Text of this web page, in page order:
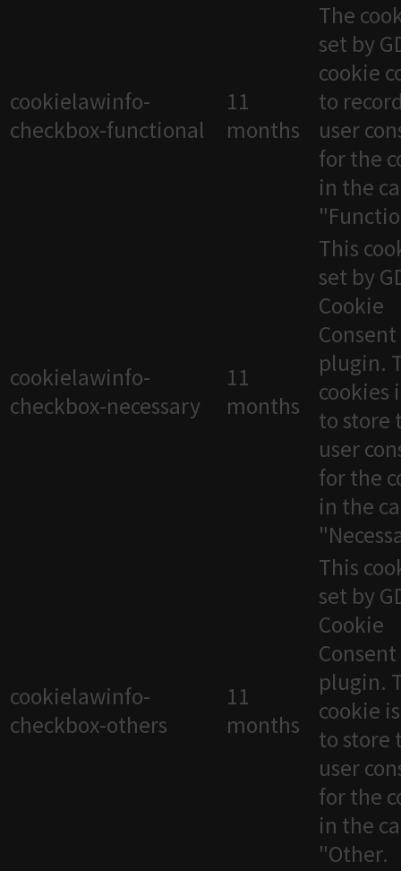
cookielawinfo-
checkbox-functional
11
months
The
set by
cookie
to
user
for the
in the
cookielawinfo-
checkbox-necessary
11
months
This
set by
Cookie
Consent
plugin.
cookies
to store
user
for the
in the
cookielawinfo-
checkbox-others
11
months
This
set by
Cookie
Consent
plugin.
cookie
to store
user
for the
in the
"Other.